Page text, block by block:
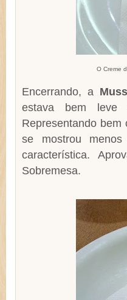
O Creme
Encerrando, a
estava bem leve
Representando
se mostrou
característica.
Sobremesa.